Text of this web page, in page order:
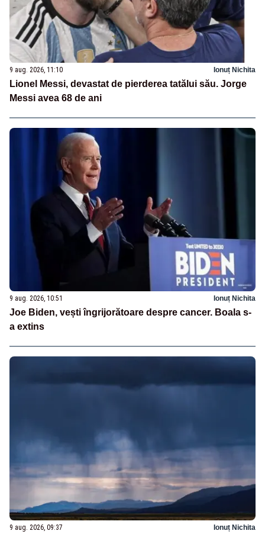
9 aug. 2026, 11:10 Ionuț Nichita
Lionel Messi, devastat de pierderea tatălui său. Jorge
Messi avea 68 de ani
9 aug. 2026, 10:51 Ionuț Nichita
Joe Biden, vești îngrijorătoare despre cancer. Boala s-
a extins
9 aug. 2026, 09:37 Ionuț Nichita